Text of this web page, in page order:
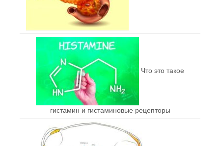
Что это такое
гистамин и гистаминовые рецепторы